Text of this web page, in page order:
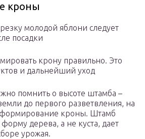
кроны
молодой яблони следует
посадки
крону правильно. Это
и дальнейший уход
помнить о высоте штамба –
до первого разветвления, на
формирование кроны. Штамб
дерева, а не куста, дает
урожая.